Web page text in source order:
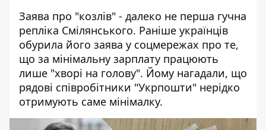
Заява про "козлів" - далеко не перша гучна
репліка Смілянського. Раніше українців
обурила його заява у соцмережах про те,
що за мінімальну зарплату працюють
лише "хворі на голову". Йому нагадали, що
рядові співробітники "Укрпошти" нерідко
отримують саме мінімалку.